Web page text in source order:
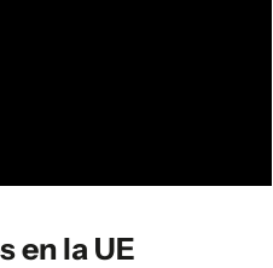
en la UE